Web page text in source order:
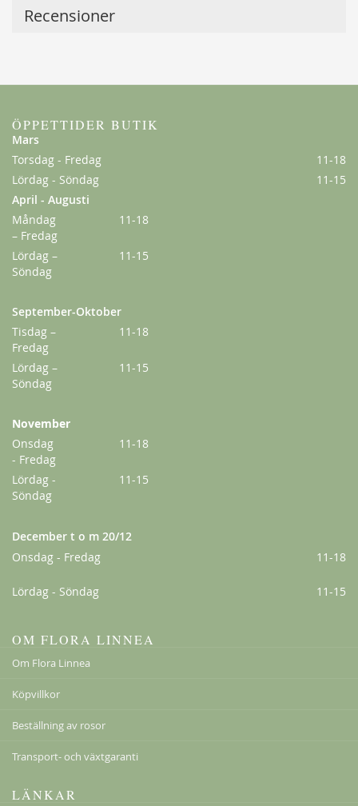
Amadeus
229,00 kr
Från179,00 kr
Ghislaine de Féligonde
Från159,00 kr
Recensioner
ÖPPETTIDER BUTIK
Mars
Torsdag - Fredag
11-18
Lördag - Söndag
11-15
April - Augusti
Måndag
– Fredag
11-18
Lördag –
Söndag
11-15
September-Oktober
Tisdag –
Fredag
11-18
Lördag –
Söndag
11-15
November
Onsdag
- Fredag
11-18
Lördag -
Söndag
11-15
December t o m 20/12
Onsdag - Fredag
11-18
Lördag - Söndag 11-15
OM FLORA LINNEA
Om Flora Linnea
Köpvillkor
Beställning av rosor
Transport- och växtgaranti
LÄNKAR